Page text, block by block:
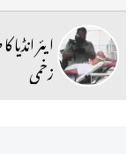
زخمی